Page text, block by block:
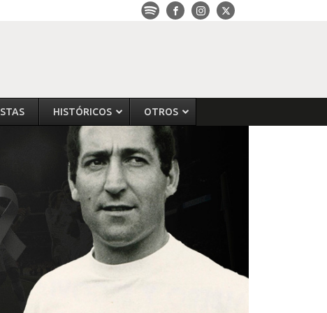
HISTÓRICOS OTROS